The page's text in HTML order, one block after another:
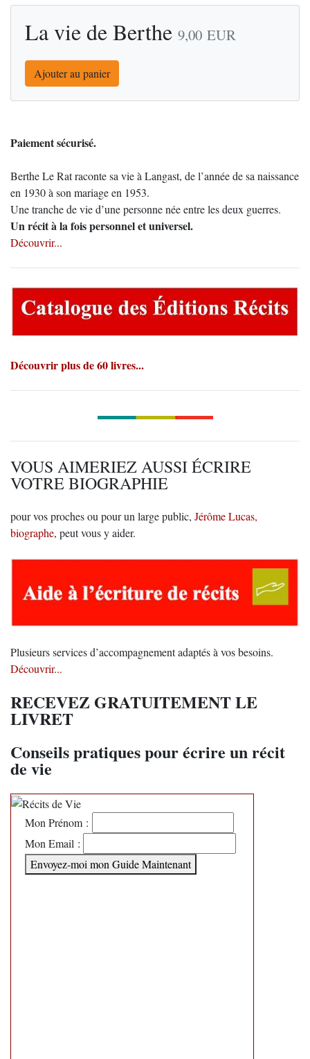
La vie de Berthe 9,00 EUR
Ajouter au panier
Paiement sécurisé.
Berthe Le Rat raconte sa vie à Langast, de l’année de sa naissance
en 1930 à son mariage en 1953.
Une tranche de vie d’une personne née entre les deux guerres.
Un récit à la fois personnel et universel.
Découvrir...
Découvrir plus de 60 livres...
VOUS AIMERIEZ AUSSI ÉCRIRE
VOTRE BIOGRAPHIE
pour vos proches ou pour un large public, Jérôme Lucas,
biographe, peut vous y aider.
Plusieurs services d’accompagnement adaptés à vos besoins.
Découvrir...
RECEVEZ GRATUITEMENT LE
LIVRET
Conseils pratiques pour écrire un récit
de vie
Mon Prénom :
Mon Email :
Envoyez-moi mon Guide Maintenant